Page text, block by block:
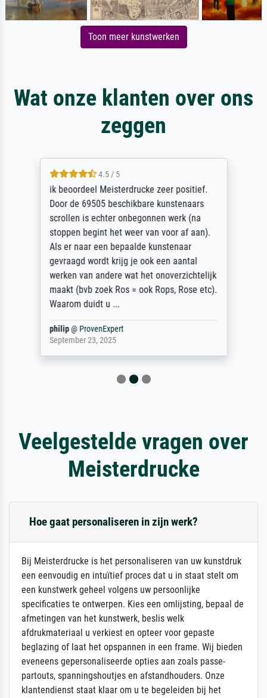
Toon meer kunstwerken
Wat onze klanten over ons
zeggen
4.5 / 5
ik beoordeel Meisterdrucke zeer positief.
Door de 69505 beschikbare kunstenaars
scrollen is echter onbegonnen werk (na
stoppen begint het weer van voor af aan).
Als er naar een bepaalde kunstenaar
gevraagd wordt krijg je ook een aantal
werken van andere wat het onoverzichtelijk
maakt (bvb zoek Ros = ook Rops, Rose etc).
Waarom duidt u ...
philip@ ProvenExpert
September 23, 2025
Veelgestelde vragen over
Meisterdrucke
Hoe gaat personaliseren in zijn werk?
Bij Meisterdrucke is het personaliseren van uw kunstdruk
een eenvoudig en intuïtief proces dat u in staat stelt om
een kunstwerk geheel volgens uw persoonlijke
specificaties te ontwerpen. Kies een omlijsting, bepaal de
afmetingen van het kunstwerk, beslis welk
afdrukmateriaal u verkiest en opteer voor gepaste
beglazing of laat het opspannen in een frame. Wij bieden
eveneens gepersonaliseerde opties aan zoals passe-
partouts, spanningshoutjes en afstandhouders. Onze
klantendienst staat klaar om u te begeleiden bij het